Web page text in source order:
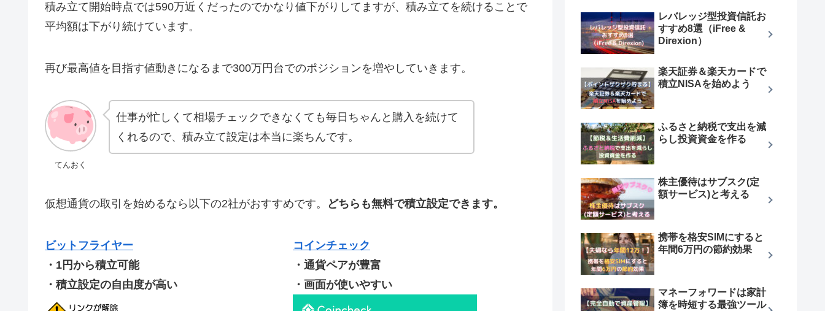
積み立て開始時点では590万近くだったのでかなり値下がりしてますが、積み立てを続けることで
平均額は下がり続けています。
再び最高値を目指す値動きになるまで300万円台でのポジションを増やしていきます。
てんおく
仕事が忙しくて相場チェックできなくても毎日ちゃんと購入を続けて
くれるので、積み立て設定は本当に楽ちんです。
仮想通貨の取引を始めるなら以下の2社がおすすめです。 どちらも無料で積立設定できます。
ビットフライヤー
・1円から積立可能
・積立設定の自由度が高い
コインチェック
・通貨ペアが豊富
・画面が使いやすい
レバレッジ型投資信託お
すすめ8選（iFree &
Direxion）
楽天証券＆楽天カードで
積立NISAを始めよう
ふるさと納税で支出を減
らし投資資金を作る
株主優待はサブスク(定
額サービス)と考える
携帯を格安SIMにすると
年間6万円の節約効果
マネーフォワードは家計
簿を時短する最強ツール